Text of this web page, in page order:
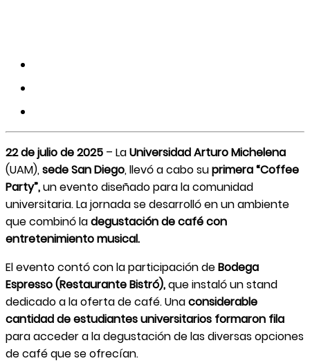
22 de julio de 2025 – LaUniversidad Arturo Michelena
(UAM),sede San Diego, llevó a cabo suprimera “Coffee
Party”,un evento diseñado para la comunidad
universitaria. La jornada se desarrolló en un ambiente
que combinó ladegustación de café con
entretenimiento musical.
El evento contó con la participación deBodega
Espresso (Restaurante Bistró),que instaló un stand
dedicado a la oferta de café. Unaconsiderable
cantidad de estudiantes universitarios formaron fila
para acceder a la degustación de las diversas opciones
de café que se ofrecían.